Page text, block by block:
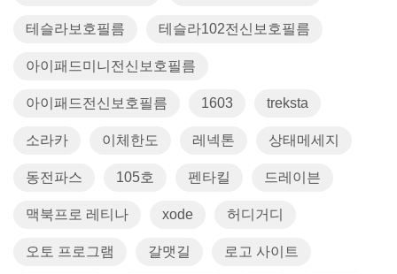
테슬라보호필름 테슬라102전신보호필름
아이패드미니전신보호필름
아이패드전신보호필름 1603 treksta
소라카 이체한도 레넥톤 상태메세지
동전파스 105호 펜타킬 드레이븐
맥북프로 레티나 xode 허디거디
오토 프로그램 갈맷길 로고 사이트